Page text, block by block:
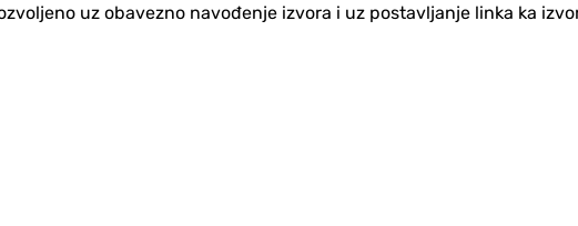
uz obavezno navođenje izvora i uz postavljanje linka ka